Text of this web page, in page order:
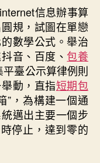
行
情
示
的
管
理
啟
發〉
中
信息辦事算
規，試圖在單戀
數學公式。舉治
音、百度、包養
臺公示算律例則
動，直指短期包
”，為構建一個通
邁出主要一個步
停止，達到零的